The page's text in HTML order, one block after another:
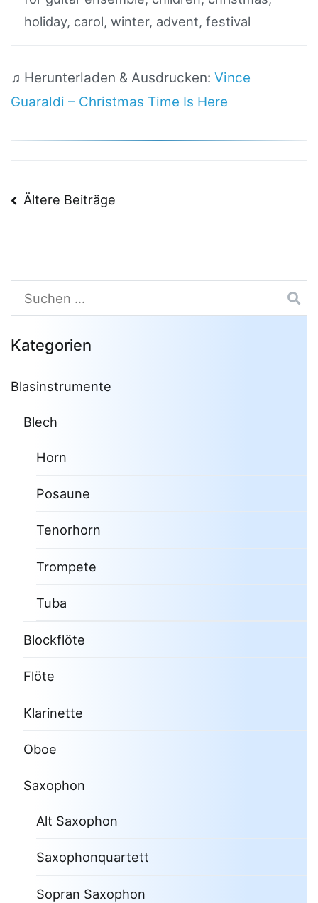
holiday, carol, winter, advent, festival
♫ Herunterladen & Ausdrucken: Vince
Guaraldi – Christmas Time Is Here
Beitragsnavigation
Ältere Beiträge
Suchen
nach:
Kategorien
Blasinstrumente
Blech
Horn
Posaune
Tenorhorn
Trompete
Tuba
Blockflöte
Flöte
Klarinette
Oboe
Saxophon
Alt Saxophon
Saxophonquartett
Sopran Saxophon